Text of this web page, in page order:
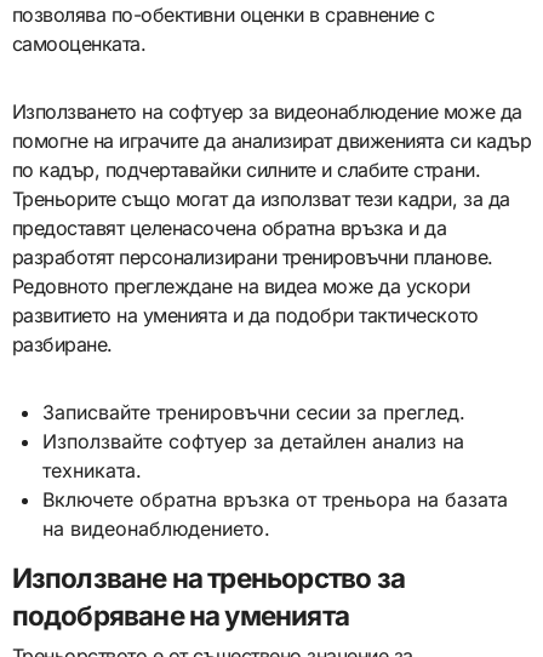
позволява по-обективни оценки в сравнение с
самооценката.
Използването на софтуер за видеонаблюдение може да
помогне на играчите да анализират движенията си кадър
по кадър, подчертавайки силните и слабите страни.
Треньорите също могат да използват тези кадри, за да
предоставят целенасочена обратна връзка и да
разработят персонализирани тренировъчни планове.
Редовното преглеждане на видеа може да ускори
развитието на уменията и да подобри тактическото
разбиране.
Записвайте тренировъчни сесии за преглед.
Използвайте софтуер за детайлен анализ на
техниката.
Включете обратна връзка от треньора на базата
на видеонаблюдението.
Използване на треньорство за
подобряване на уменията